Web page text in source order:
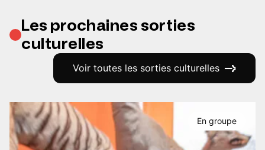
Les prochaines sorties
culturelles
Voir toutes les sorties culturelles
En groupe